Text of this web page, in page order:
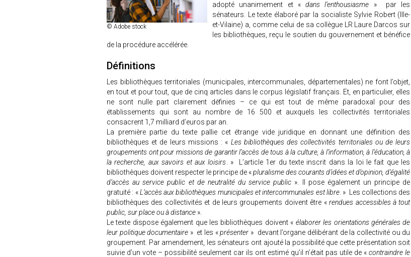
© Adobe stock
adopté unanimement et «dans l’enthousiasme » par les
sénateurs. Le texte élaboré par la socialiste Sylvie Robert (Ille-
et-Vilaine) a, comme celui de sa collègue LR Laure Darcos sur
les bibliothèques, reçu le soutien du gouvernement et bénéfice
de la procédure accélérée.
Définitions
Les bibliothèques territoriales (municipales, intercommunales, départementales) ne font l’objet,
en tout et pour tout, que de cinq articles dans le corpus législatif français. Et, en particulier, elles
ne sont nulle part clairement définies – ce qui est tout de même paradoxal pour des
établissements qui sont au nombre de 16 500 et auxquels les collectivités territoriales
consacrent 1,7 milliard d’euros par an.
La première partie du texte pallie cet étrange vide juridique en donnant une définition des
bibliothèques et de leurs missions : « Les bibliothèques des collectivités territoriales ou de leurs
groupements ont pour missions de garantir l’accès de tous à la culture, à l’information, à l’éducation, à
la recherche, aux savoirs et aux loisirs . » L’article 1er du texte inscrit dans la loi le fait que les
bibliothèques doivent respecter le principe de «pluralisme des courants d’idées et d’opinion, d’égalité
d’accès au service public et de neutralité du service public ». Il pose également un principe de
gratuité : «L’accès aux bibliothèques municipales et intercommunales est libre. » Les collections des
bibliothèques des collectivités et de leurs groupements doivent être «rendues accessibles à tout
public, sur place ou à distance ».
Le texte dispose également que les bibliothèques doivent « élaborer les orientations générales de
leur politique documentaire » et les «présenter » devant l’organe délibérant de la collectivité ou du
groupement. Par amendement, les sénateurs ont ajouté la possibilité que cette présentation soit
suivie d’un vote – possibilité seulement car ils ont estimé qu’il n’était pas utile de «contraindre le